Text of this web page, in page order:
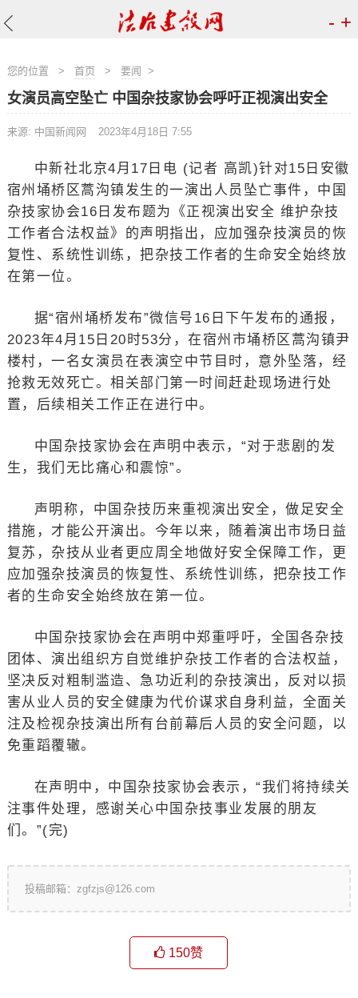
- +
您的位置 > 首页 > 要闻 >
女演员高空坠亡 中国杂技家协会呼吁正视演出安全
来源: 中国新闻网 2023年4月18日 7:55
中新社北京4月17日电 (记者 高凯)针对15日安徽
宿州埇桥区蒿沟镇发生的一演出人员坠亡事件，中国
杂技家协会16日发布题为《正视演出安全 维护杂技
工作者合法权益》的声明指出，应加强杂技演员的恢
复性、系统性训练，把杂技工作者的生命安全始终放
在第一位。
据“宿州埇桥发布”微信号16日下午发布的通报，
2023年4月15日20时53分，在宿州市埇桥区蒿沟镇尹
楼村，一名女演员在表演空中节目时，意外坠落，经
抢救无效死亡。相关部门第一时间赶赴现场进行处
置，后续相关工作正在进行中。
中国杂技家协会在声明中表示，“对于悲剧的发
生，我们无比痛心和震惊”。
声明称，中国杂技历来重视演出安全，做足安全
措施，才能公开演出。今年以来，随着演出市场日益
复苏，杂技从业者更应周全地做好安全保障工作，更
应加强杂技演员的恢复性、系统性训练，把杂技工作
者的生命安全始终放在第一位。
中国杂技家协会在声明中郑重呼吁，全国各杂技
团体、演出组织方自觉维护杂技工作者的合法权益，
坚决反对粗制滥造、急功近利的杂技演出，反对以损
害从业人员的安全健康为代价谋求自身利益，全面关
注及检视杂技演出所有台前幕后人员的安全问题，以
免重蹈覆辙。
在声明中，中国杂技家协会表示，“我们将持续关
注事件处理，感谢关心中国杂技事业发展的朋友
们。”(完)
投稿邮箱：zgfzjs@126.com
150赞